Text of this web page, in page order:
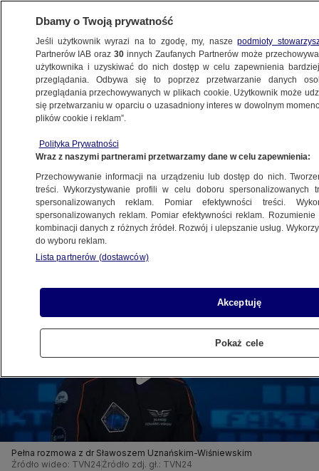
METEO
POLSKA
Kiedy Sławosz Uznański-Wiśniewski poleci
w kosmos
3.06.2025, 17:04
Udostępnij
Pełna rozmowa z dr Sławoszem Uznańskim-Wiśniewskim
Źródło wideo: TVN24 Źródło zdj. gł.: TVN24
Dbamy o Twoją prywatność
Jeśli użytkownik wyrazi na to zgodę, my, naszepodmioty
Partnerów IAB oraz30 innych Zaufanych Partnerów może
użytkownika i uzyskiwać do nich dostęp w celu zapewnienia
przeglądania. Odbywa się to poprzez przetwarzanie danych
przeglądania przechowywanych w plikach cookie. Użytkownik może
się przetwarzaniu w oparciu o uzasadniony interes w dowolnym
plików cookie i reklam”.
Polityka Prywatności
Wraz z naszymi partnerami przetwarzamy dane w celu zapewnienia:
Przechowywanie informacji na urządzeniu lub dostęp do nich.
treści. Wykorzystywanie profili w celu doboru spersonalizowanych
spersonalizowanych reklam. Pomiar efektywności treści.
spersonalizowanych reklam. Pomiar efektywności reklam.
kombinacji danych z różnych źródeł. Rozwój i ulepszanie usług.
do wyboru reklam.
Lista partnerów (dostawców)
Akceptuję
Pokaż cele